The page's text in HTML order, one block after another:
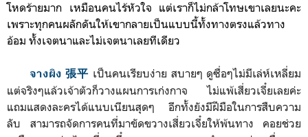
โหดร้ายมาก เหมือนคนไร้หัวใจ แต่เราก็ไม่กล้าโทษเขาเลยนะคะ
เพราะทุกคนผลักดันให้เขากลายเป็นแบบนี้ทั้งทางตรงแล้วทาง
อ้อม ทั้งเจตนาและไม่เจตนาเลยทีเดียว
จางผิง 張平 เป็นคนเรียบง่าย สบายๆ ดูซื่อๆไม่มีเล่ห์เหลี่ยม
แต่จริงๆแล้วเจ้าตัวก็วางแผนการเก่งกาจ ไม่แพ้เสี่ยวเจี๋ยเลยค่ะ
แถมแสดงละครได้แนบเนียนสุดๆ อีกทั้งยังมีฝีมือในการสืบความ
ลับ สามารถจัดการคนที่มาขัดขวางเสี่ยวเจี๋ยให้พ้นทาง คอยช่วย